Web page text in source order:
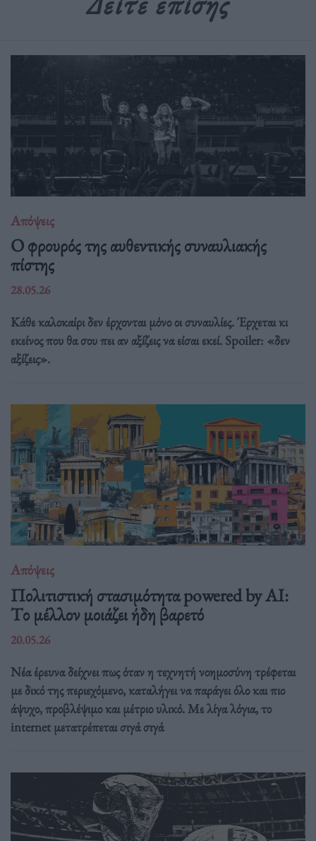
Απόψεις
O φρουρός της αυθεντικής συναυλιακής
πίστης
28.05.26
Κάθε καλοκαίρι δεν έρχονται μόνο οι συναυλίες. Έρχεται κι
εκείνος που θα σου πει αν αξίζεις να είσαι εκεί. Spoiler: «δεν
αξίζεις».
Απόψεις
Πολιτιστική στασιμότητα powered by AI:
Tο μέλλον μοιάζει ήδη βαρετό
20.05.26
Νέα έρευνα δείχνει πως όταν η τεχνητή νοημοσύνη τρέφεται
με δικό της περιεχόμενο, καταλήγει να παράγει όλο και πιο
άψυχο, προβλέψιμο και μέτριο υλικό. Με λίγα λόγια, το
internet μετατρέπεται σιγά σιγά